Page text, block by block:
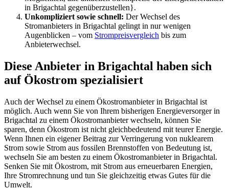
in Brigachtal gegenüberzustellen}.
Unkompliziert sowie schnell: Der Wechsel des
Stromanbieters in Brigachtal gelingt in nur wenigen
Augenblicken – vom Strompreisvergleich bis zum
Anbieterwechsel.
Diese Anbieter in Brigachtal haben sich
auf Ökostrom spezialisiert
Auch der Wechsel zu einem Ökostromanbieter in Brigachtal ist
möglich. Auch wenn Sie von Ihrem bisherigen Energieversorger in
Brigachtal zu einem Ökostromanbieter wechseln, können Sie
sparen, denn Ökostrom ist nicht gleichbedeutend mit teurer Energie.
Wenn Ihnen ein eigener Beitrag zur Verringerung von nuklearem
Strom sowie Strom aus fossilen Brennstoffen von Bedeutung ist,
wechseln Sie am besten zu einem Ökostromanbieter in Brigachtal.
Senken Sie mit Ökostrom, mit Strom aus erneuerbaren Energien,
Ihre Stromrechnung und tun Sie gleichzeitig etwas Gutes für die
Umwelt.